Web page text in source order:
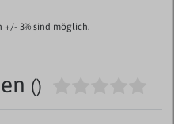
+/- 3% sind möglich.
()